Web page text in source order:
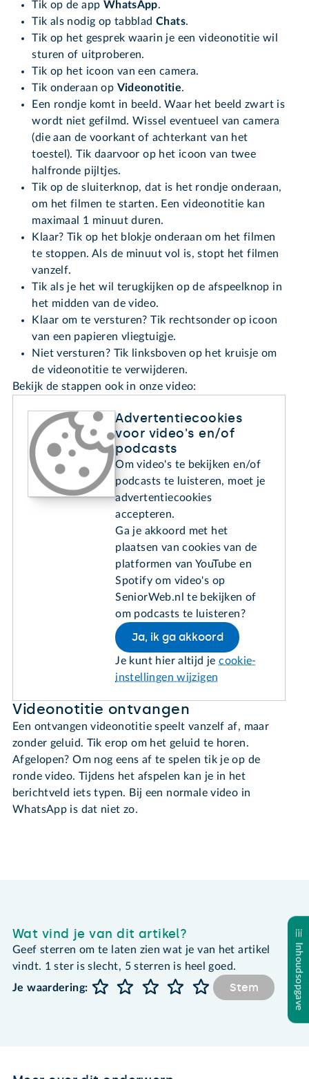
Tik op de app WhatsApp.
Tik als nodig op tabblad Chats.
Tik op het gesprek waarin je een videonotitie wil
sturen of uitproberen.
Tik op het icoon van een camera.
Tik onderaan op Videonotitie.
Een rondje komt in beeld. Waar het beeld zwart is
wordt niet gefilmd. Wissel eventueel van camera
(die aan de voorkant of achterkant van het
toestel). Tik daarvoor op het icoon van twee
halfronde pijltjes.
Tik op de sluiterknop, dat is het rondje onderaan,
om het filmen te starten. Een videonotitie kan
maximaal 1 minuut duren.
Klaar? Tik op het blokje onderaan om het filmen
te stoppen. Als de minuut vol is, stopt het filmen
vanzelf.
Tik als je het wil terugkijken op de afspeelknop in
het midden van de video.
Klaar om te versturen? Tik rechtsonder op icoon
van een papieren vliegtuigje.
Niet versturen? Tik linksboven op het kruisje om
de videonotitie te verwijderen.
Bekijk de stappen ook in onze video:
Advertentiecookies
voor video's en/of
podcasts
Om video's te bekijken en/of
podcasts te luisteren, moet je
advertentiecookies
accepteren.
Ga je akkoord met het
plaatsen van cookies van de
platformen van YouTube en
Spotify om video's op
SeniorWeb.nl te bekijken of
om podcasts te luisteren?
Ja, ik ga akkoord
Je kunt hier altijd jecookie-
instellingen wijzigen
Videonotitie ontvangen
Een ontvangen videonotitie speelt vanzelf af, maar
zonder geluid. Tik erop om het geluid te horen.
Afgelopen? Om nog eens af te spelen tik je op de
ronde video. Tijdens het afspelen kan je in het
berichtveld iets typen. Bij een normale video in
WhatsApp is dat niet zo.
Inhoudsopgave
Wat vind je van dit artikel?
Geef sterren om te laten zien wat je van het artikel
vindt. 1 ster is slecht, 5 sterren is heel goed.
Je waardering:
Stem